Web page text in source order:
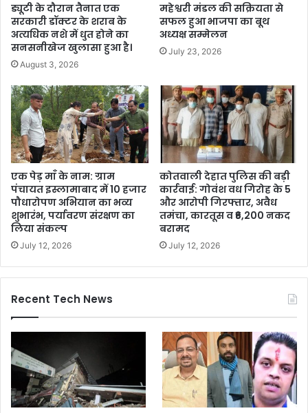
ड्यूटी के दौरान तैनात एक
सरकारी डॉक्टर के शराब के
अत्यधिक नशे में धुत होने का
सनसनीखेज खुलासा हुआ है।
August 3, 2026
महेश्वरी मंडल की सक्रियता से
सफल हुआ भाजपा का बूथ
अध्यक्ष सम्मेलन
July 23, 2026
एक पेड़ माँ के नाम: ग्राम
पंचायत इस्लामाबाद में 10 हजार
पौधारोपण अभियान का भव्य
शुभारंभ, पर्यावरण संरक्षण का
लिया संकल्प
July 12, 2026
कोतवाली देहात पुलिस की बड़ी
कार्रवाई: गोवंश वध गिरोह के 5
और आरोपी गिरफ्तार, अवैध
तमंचा, कारतूस व ₹6,200 नकद
बरामद
July 12, 2026
Recent Tech News